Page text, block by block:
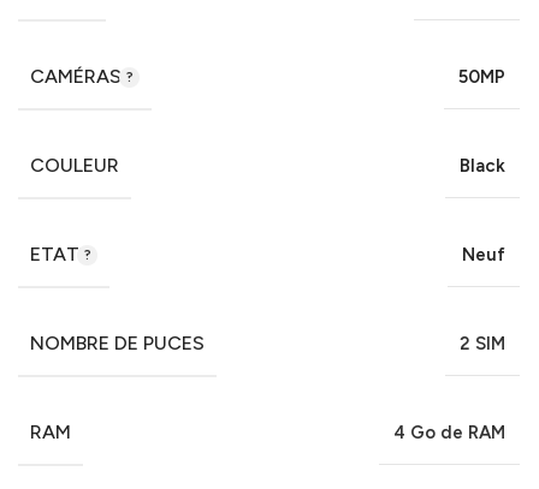
CAMÉRAS 50MP
COULEUR Black
ETAT Neuf
NOMBRE DE PUCES 2 SIM
RAM 4 Go de RAM